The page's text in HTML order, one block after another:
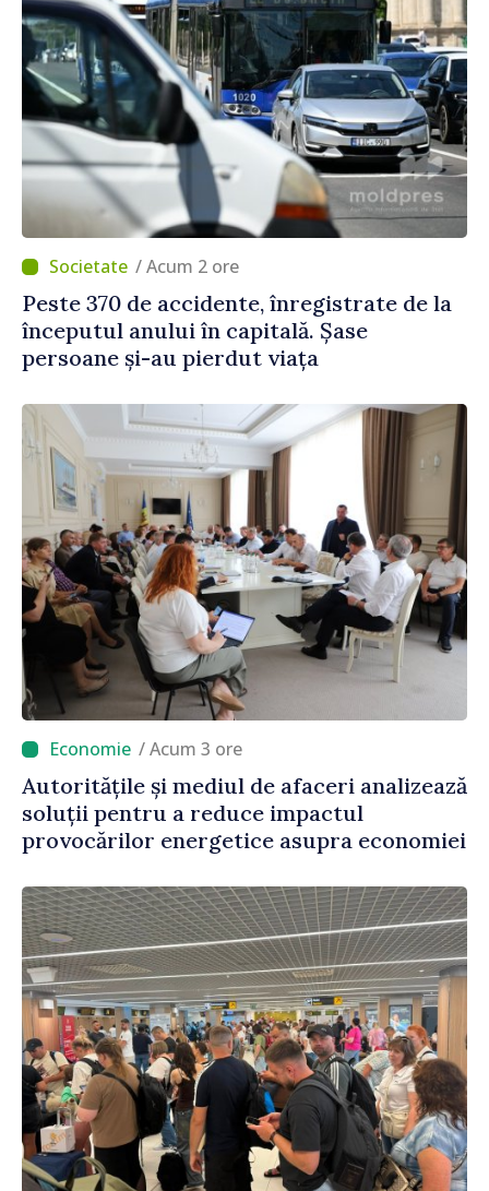
/ Acum 2 ore
Peste 370 de accidente, înregistrate de la
începutul anului în capitală. Șase
persoane și-au pierdut viața
/ Acum 3 ore
Autoritățile și mediul de afaceri analizează
soluții pentru a reduce impactul
provocărilor energetice asupra economiei